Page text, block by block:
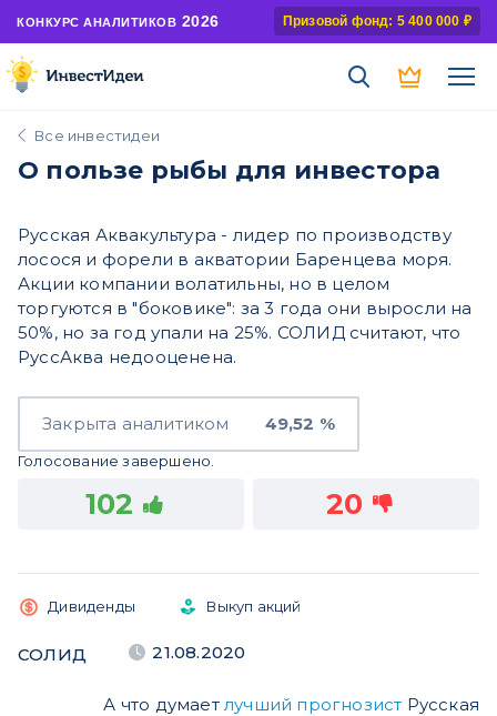
КОНКУРС АНАЛИТИКОВ 2026 Призовой фонд: 5 400 000 ₽
Все инвестидеи
О пользе рыбы для инвестора
Русская Аквакультура - лидер по производству
лосося и форели в акватории Баренцева моря.
Акции компании волатильны, но в целом
торгуются в "боковике": за 3 года они выросли на
50%, но за год упали на 25%. СОЛИД считают, что
РуссАква недооценена.
Закрыта аналитиком 49,52 %
Голосование завершено.
102 20
Дивиденды Выкуп акций
СОЛИД 21.08.2020
А что думает лучший прогнозист Русская